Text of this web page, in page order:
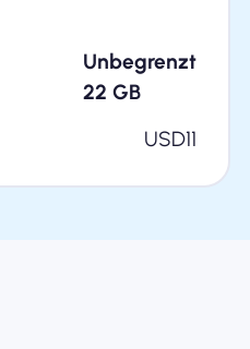
Unbegrenzt
22 GB
USD11